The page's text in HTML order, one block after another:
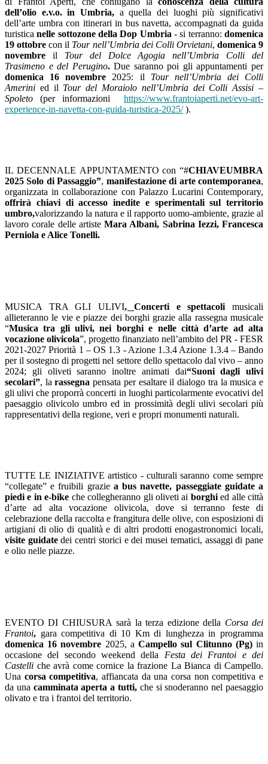
dell’olio e.v.o. in Umbria, a quella dei luoghi più significativi
dell’arte umbra con itinerari in bus navetta, accompagnati da guida
turisticanelle sottozone della Dop Umbria - si terranno:domenica
19 ottobre con il Tour nell’Umbria dei Colli Orvietani, domenica 9
novembre il Tour del Dolce Agogia nell’Umbria Colli del
Trasimeno e del Perugino.Due saranno poi gli appuntamenti per
domenica 16 novembre 2025: il Tour nell’Umbria dei Colli
Amerini ed il Tour del Moraiolo nell’Umbria dei Colli Assisi –
Spoleto (per informazioni https://www.frantoiaperti.net/evo-art-
experience-in-navetta-con-guida-turistica-2025/).
IL DECENNALE APPUNTAMENTOcon “#CHIAVEUMBRA
2025 Solo di Passaggio”, manifestazione di arte contemporanea,
organizzata in collaborazione con Palazzo Lucarini Contemporary,
offrirà chiavi di accesso inedite e sperimentali sul territorio
umbro,valorizzando la natura e il rapporto uomo-ambiente, grazie al
lavoro corale delle artiste Mara Albani, Sabrina Iezzi, Francesca
Perniola e Alice Tonelli.
MUSICA TRA GLI ULIVI, Concerti e spettacolimusicali
allieteranno le vie e piazze dei borghi grazie alla rassegna musicale
“Musica tra gli ulivi, nei borghi e nelle città d’arte ad alta
vocazione olivicola”, progetto finanziato nell’ambito del PR - FESR
2021-2027 Priorità 1 – OS 1.3 - Azione 1.3.4 Azione 1.3.4 – Bando
per il sostegno di progetti nel settore dello spettacolo dal vivo – anno
2024; gli oliveti saranno inoltre animati dai“Suoni dagli ulivi
secolari”, larassegnapensata per esaltare il dialogo tra la musica e
gli ulivi che proporrà concerti in luoghi particolarmente evocativi del
paesaggio olivicolo umbro ed in prossimità degli ulivi secolari più
rappresentativi della regione, veri e propri monumenti naturali.
TUTTE LE INIZIATIVEartistico - culturali saranno come sempre
“collegate” e fruibili grazie a bus navette, passeggiate guidate a
piedi e in e-bike che collegheranno gli oliveti ai borghied alle città
d’arte ad alta vocazione olivicola, dove si terranno feste di
celebrazione della raccolta e frangitura delle olive, con esposizioni di
artigiani di olio di qualità e di altri prodotti enogastronomici locali,
visite guidatedei centri storici e dei musei tematici, assaggi di pane
e olio nelle piazze.
EVENTO DI CHIUSURA sarà la terza edizione della Corsa dei
Frantoi, gara competitiva di 10 Km di lunghezza in programma
domenica 16 novembre 2025, aCampello sul Clitunno (Pg)in
occasione del secondo weekend della Festa dei Frantoi e dei
Castelli che avrà come cornice la frazione La Bianca di Campello.
Una corsa competitiva, affiancata da una corsa non competitiva e
da una camminata aperta a tutti, che si snoderanno nel paesaggio
olivato e tra i frantoi del territorio.